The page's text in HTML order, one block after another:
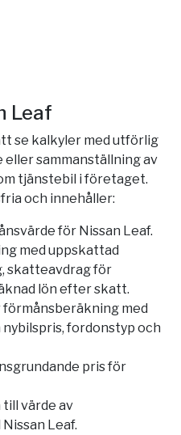
Leaf
se kalkyler med utförlig
sammanställning av
tjänstebil i företaget.
och innehåller:
för Nissan Leaf.
med uppskattad
skatteavdrag för
lön efter skatt.
med
nybilspris, fordonstyp och
pris för
värde av
Leaf.